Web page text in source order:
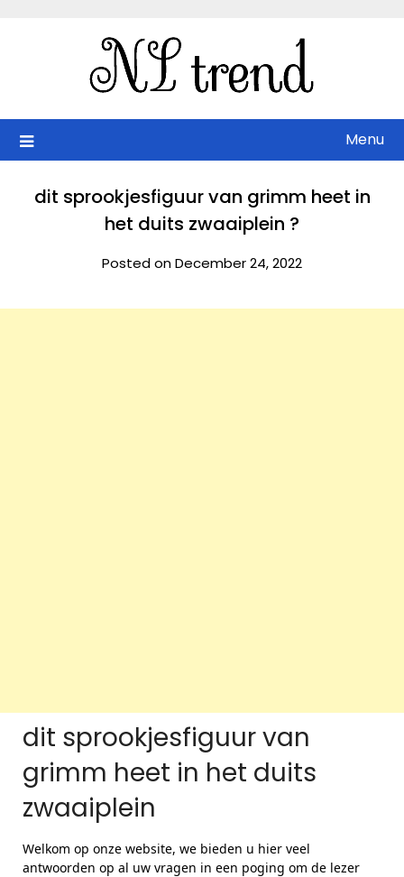
Menu
dit sprookjesfiguur van grimm heet in
het duits zwaaiplein ?
Posted on December 24, 2022
dit sprookjesfiguur van
grimm heet in het duits
zwaaiplein
Welkom op onze website, we bieden u hier veel
antwoorden op al uw vragen in een poging om de lezer